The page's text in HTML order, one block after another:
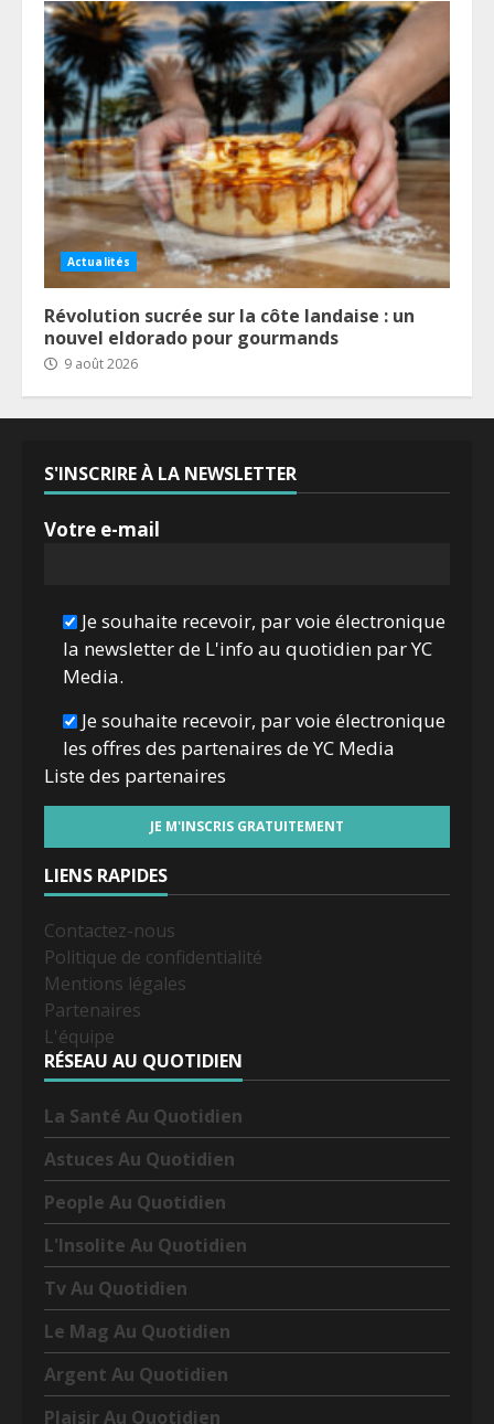
Actualités
Révolution sucrée sur la côte landaise : un
nouvel eldorado pour gourmands
9 août 2026
S'INSCRIRE À LA NEWSLETTER
Votre e-mail
Je souhaite recevoir, par voie électronique
la newsletter de L'info au quotidien par YC
Media.
Je souhaite recevoir, par voie électronique
les offres des partenaires de YC Media
Liste des partenaires
LIENS RAPIDES
Contactez-nous
Politique de confidentialité
Mentions légales
Partenaires
L'équipe
RÉSEAU AU QUOTIDIEN
La Santé Au Quotidien
Astuces Au Quotidien
People Au Quotidien
L'Insolite Au Quotidien
Tv Au Quotidien
Le Mag Au Quotidien
Argent Au Quotidien
Plaisir Au Quotidien